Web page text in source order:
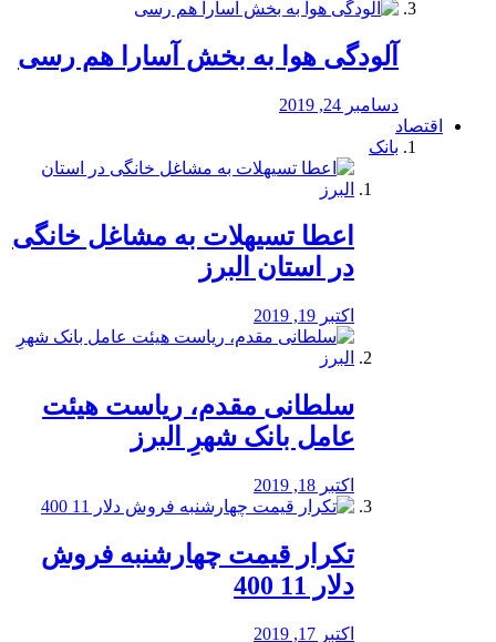
آلودگی هوا به بخش آسارا هم رسی
دسامبر 24, 2019
اقتصاد
بانک
️اعطا تسیهلات به مشاغل خانگی
در استان البرز
اکتبر 19, 2019
سلطانی مقدم، ریاست هیئت
عامل بانک شهرِ البرز
اکتبر 18, 2019
تکرار قیمت چهارشنبه فروش
دلار 11 400
اکتبر 17, 2019